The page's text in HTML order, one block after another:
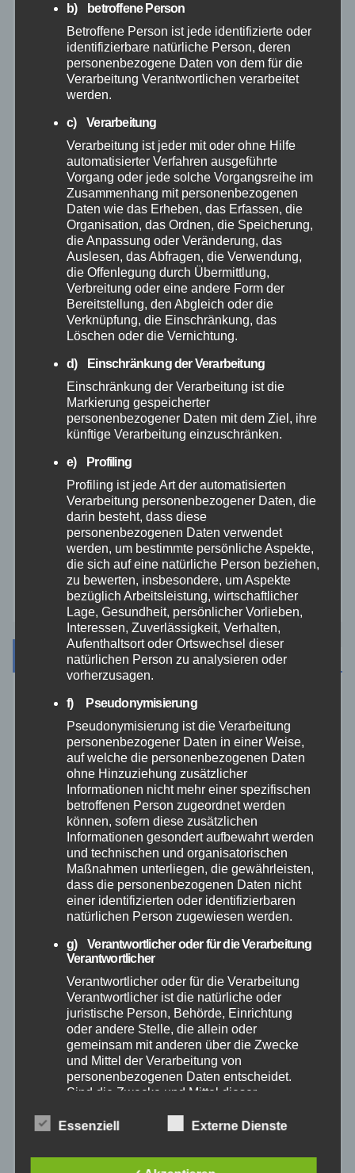
Altenkirchen
Bundespolizei
Feuerwehr
Hilfsorganisationen
Mayen-Koblenz
Neuwied
Polizei
Rettungsdienst
Rhein-Lahn
Veranstaltungen
Westerwald
August 2026
Juli 2026
Juni 2026
Mai 2026
April 2026
März 2026
Februar 2026
Januar 2026
Dezember 2025
November 2025
Oktober 2025
b) betroffene Person
Betroffene Person ist jede identifizierte oder
identifizierbare natürliche Person, deren
personenbezogene Daten von dem für die
Verarbeitung Verantwortlichen verarbeitet
werden.
c) Verarbeitung
Verarbeitung ist jeder mit oder ohne Hilfe
automatisierter Verfahren ausgeführte
Vorgang oder jede solche Vorgangsreihe im
Zusammenhang mit personenbezogenen
Daten wie das Erheben, das Erfassen, die
Organisation, das Ordnen, die Speicherung,
die Anpassung oder Veränderung, das
Auslesen, das Abfragen, die Verwendung,
die Offenlegung durch Übermittlung,
Verbreitung oder eine andere Form der
Bereitstellung, den Abgleich oder die
Verknüpfung, die Einschränkung, das
Löschen oder die Vernichtung.
d) Einschränkung der Verarbeitung
Einschränkung der Verarbeitung ist die
Markierung gespeicherter
personenbezogener Daten mit dem Ziel, ihre
künftige Verarbeitung einzuschränken.
e) Profiling
Profiling ist jede Art der automatisierten
Verarbeitung personenbezogener Daten, die
darin besteht, dass diese
personenbezogenen Daten verwendet
werden, um bestimmte persönliche Aspekte,
die sich auf eine natürliche Person beziehen,
zu bewerten, insbesondere, um Aspekte
bezüglich Arbeitsleistung, wirtschaftlicher
Lage, Gesundheit, persönlicher Vorlieben,
Interessen, Zuverlässigkeit, Verhalten,
Aufenthaltsort oder Ortswechsel dieser
natürlichen Person zu analysieren oder
vorherzusagen.
f) Pseudonymisierung
Pseudonymisierung ist die Verarbeitung
personenbezogener Daten in einer Weise,
auf welche die personenbezogenen Daten
ohne Hinzuziehung zusätzlicher
Informationen nicht mehr einer spezifischen
betroffenen Person zugeordnet werden
können, sofern diese zusätzlichen
Informationen gesondert aufbewahrt werden
und technischen und organisatorischen
Maßnahmen unterliegen, die gewährleisten,
dass die personenbezogenen Daten nicht
einer identifizierten oder identifizierbaren
natürlichen Person zugewiesen werden.
g) Verantwortlicher oder für die Verarbeitung
Verantwortlicher
Verantwortlicher oder für die Verarbeitung
Verantwortlicher ist die natürliche oder
juristische Person, Behörde, Einrichtung
oder andere Stelle, die allein oder
gemeinsam mit anderen über die Zwecke
und Mittel der Verarbeitung von
personenbezogenen Daten entscheidet.
Sind die Zwecke und Mittel dieser
das Recht der Mitgliedstaaten vorgegeben,
beziehungsweise können die bestimmten
Essenziell Externe Dienste